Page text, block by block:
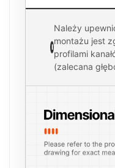
I
Należy
montażu jest
profilami
(zalecana